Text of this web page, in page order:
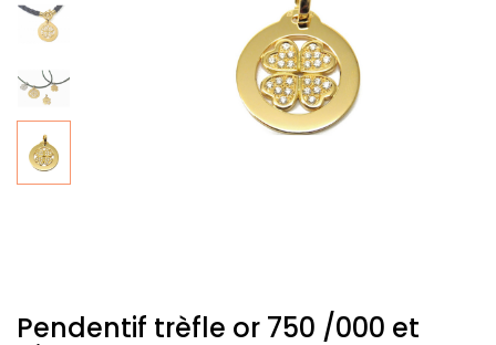
Pendentif trèfle or 750 /000 et